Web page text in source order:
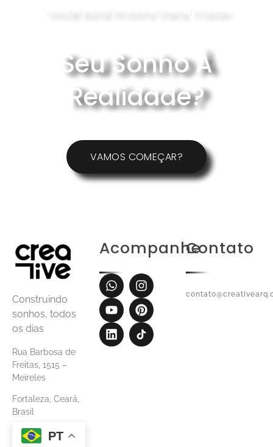
Seu Sonho À
Realidade?
VAMOS COMEÇAR?
Construindo
sonhos, todos
os dias
Rua Barbosa de
Freitas, 1515 –
Meireles
Fortaleza, Ceará,
Brasil
AcompanheContato
PT